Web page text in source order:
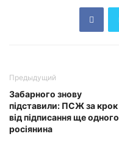
Предыдущий
Забарного знову
підставили: ПСЖ за крок
від підписання ще одного
росіянина